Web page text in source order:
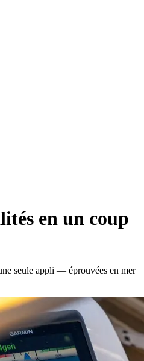
en un coup
seule appli — éprouvées en mer